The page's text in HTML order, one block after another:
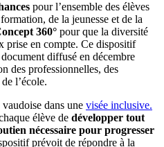
pour l’ensemble des élèves
de la jeunesse et de la
360° pour que la diversité
prise en compte. Ce dispositif
diffusé en décembre
des professionnelles, des
l’école.
dans une visée inclusive.
élève de développer tout
nécessaire pour progresser
prévoit de répondre à la